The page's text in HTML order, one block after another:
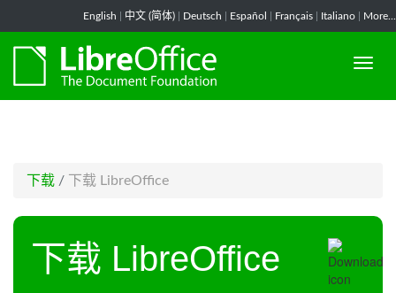
English 中文 (简体) Deutsch Español Français Italiano More...
下载 / 下载 LibreOffice
下载 LibreOffice